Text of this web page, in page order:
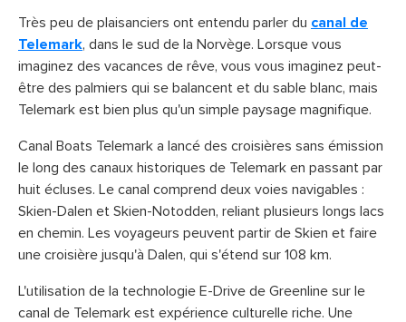
Très peu de plaisanciers ont entendu parler du canal de
Telemark, dans le sud de la Norvège. Lorsque vous
imaginez des vacances de rêve, vous vous imaginez peut-
être des palmiers qui se balancent et du sable blanc, mais
Telemark est bien plus qu'un simple paysage magnifique.
Canal Boats Telemark a lancé des croisières sans émission
le long des canaux historiques de Telemark en passant par
huit écluses. Le canal comprend deux voies navigables :
Skien-Dalen et Skien-Notodden, reliant plusieurs longs lacs
en chemin. Les voyageurs peuvent partir de Skien et faire
une croisière jusqu'à Dalen, qui s'étend sur 108 km.
L'utilisation de la technologie E-Drive de Greenline sur le
canal de Telemark est expérience culturelle riche. Une